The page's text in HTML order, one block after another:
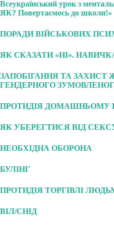
Всеукраїнський урок з
ЯК? Повертаємось до школи!»
ПОРАДИ ВІЙСЬКОВИХ
ЯК СКАЗАТИ «НІ».
ЗАПОБІГАННЯ ТА ЗАХИСТ
ГЕНДЕРНОГО
ПРОТИДІЯ ДОМАШНЬОМУ
ЯК УБЕРЕГТИСЯ ВІД
НЕОБХІДНА ОБОРОНА
БУЛІНГ
ПРОТИДІЯ ТОРГІВЛІ
ВІЛ/СНІД